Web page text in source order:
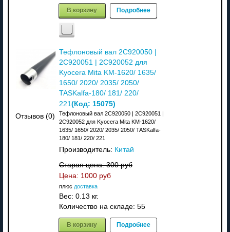
В корзину Подробнее
Отзывов (0)
Тефлоновый вал 2C920050 |
2C920051 | 2C920052 для
Kyocera Mita KM-1620/ 1635/
1650/ 2020/ 2035/ 2050/
TASKalfa-180/ 181/ 220/
221 (Код: 15075)
Тефлоновый вал 2C920050 | 2C920051 |
2C920052 для Kyocera Mita KM-1620/
1635/ 1650/ 2020/ 2035/ 2050/ TASKalfa-
180/ 181/ 220/ 221
Производитель: Китай
Старая цена:300 руб
Цена: 1000 руб
плюс доставка
Вес: 0.13 кг.
Количество на складе: 55
В корзину Подробнее